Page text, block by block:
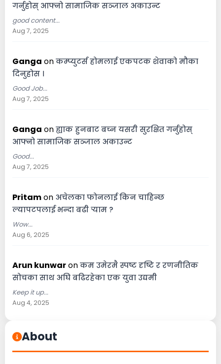
गर्नुहोस् आफ्नो सामाजिक सञ्जाल अकाउन्ट
good content...
Aug 7, 2025
Ganga onकम्प्युटर्स होमलाई एकपटक शेवाको मौका
दिनुहोस ।
Good Job...
Aug 7, 2025
Ganga onह्याक हुनबाट बच्न यसरी सुरक्षित गर्नुहोस्
आफ्नो सामाजिक सञ्जाल अकाउन्ट
Good...
Aug 7, 2025
Pritamon अचेलका फोनलाई किन चाहिन्छ
ल्यापटपलाई भन्दा बढी र्‍याम ?
Wow...
Aug 6, 2025
Arun kunwaronकम उमेरमै स्पष्ट दृष्टि र रणनीतिक
सोचका साथ अघि बढिरहेका एक युवा उद्यमी
Keep it up...
Aug 4, 2025
About